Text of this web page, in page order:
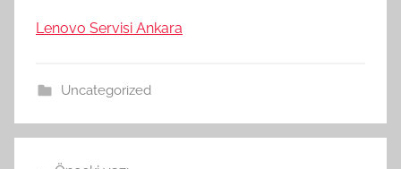
Lenovo Servisi Ankara
Uncategorized